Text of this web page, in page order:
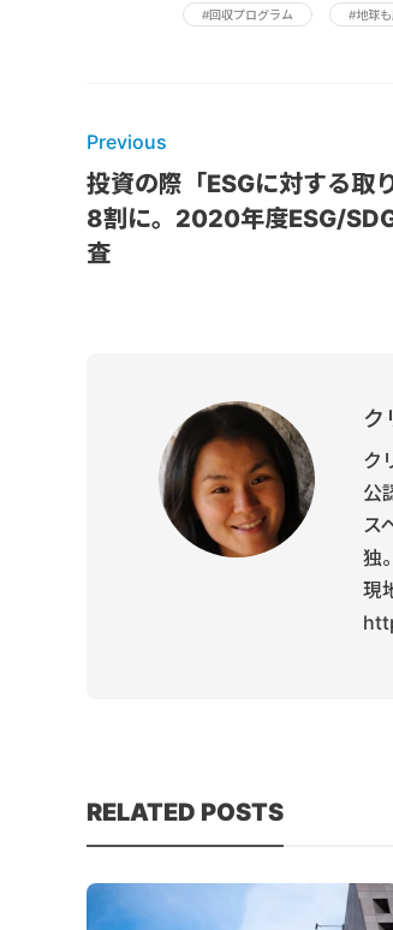
#回収プログラム #地球
Previous
投資の際「ESGに対する取
8割に。2020年度ESG/
査
ク
ク
公
ス
独
現
RELATED POSTS